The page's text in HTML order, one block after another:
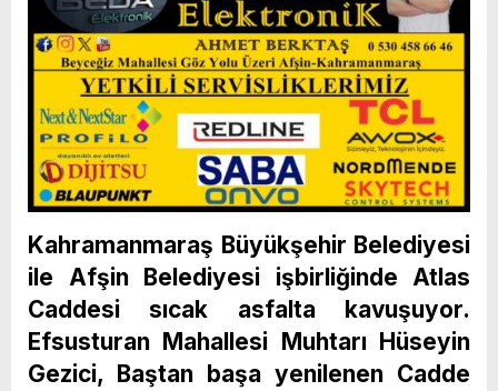
Kahramanmaraş Büyükşehir Belediyesi
ile Afşin Belediyesi işbirliğinde Atlas
Caddesi sıcak asfalta kavuşuyor.
Efsusturan Mahallesi Muhtarı Hüseyin
Gezici, Baştan başa yenilenen Cadde